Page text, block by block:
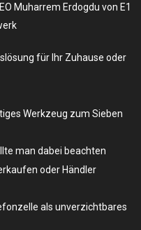
Muharrem Erdogdu von E1
für Ihr Zuhause oder
Werkzeug zum Sieben
man dabei beachten
oder Händler
als unverzichtbares